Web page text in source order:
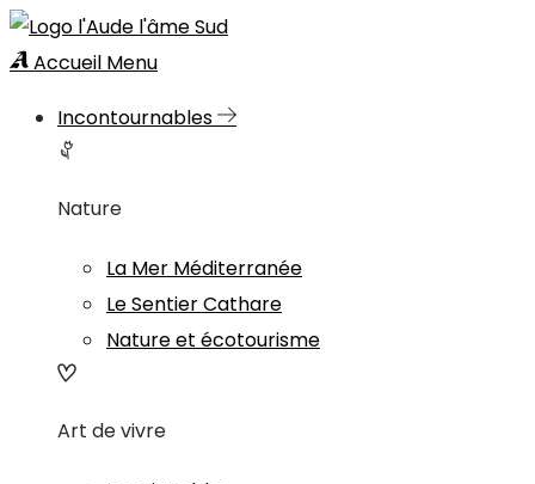
Accueil Menu
Incontournables
Nature
La Mer Méditerranée
Le Sentier Cathare
Nature et écotourisme
Art de vivre